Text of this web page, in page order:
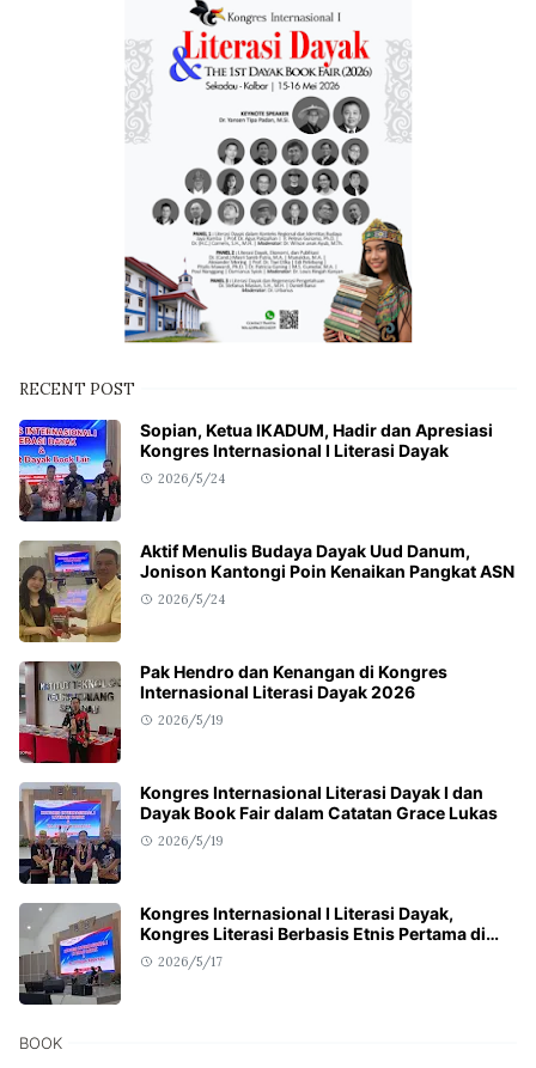
RECENT POST
Sopian, Ketua IKADUM, Hadir dan Apresiasi
Kongres Internasional I Literasi Dayak
2026/5/24
Aktif Menulis Budaya Dayak Uud Danum,
Jonison Kantongi Poin Kenaikan Pangkat ASN
2026/5/24
Pak Hendro dan Kenangan di Kongres
Internasional Literasi Dayak 2026
2026/5/19
Kongres Internasional Literasi Dayak I dan
Dayak Book Fair dalam Catatan Grace Lukas
2026/5/19
Kongres Internasional I Literasi Dayak,
Kongres Literasi Berbasis Etnis Pertama di
Dunia
2026/5/17
BOOK